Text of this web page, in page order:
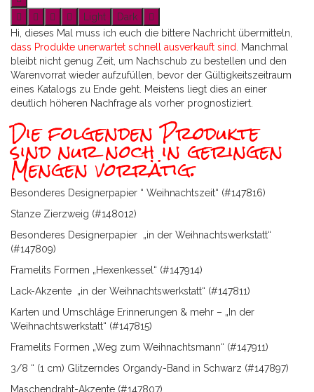
Light
Dark
Hi, dieses Mal muss ich euch die bittere Nachricht übermitteln,
dass Produkte unerwartet schnell ausverkauft sind. Manchmal
bleibt nicht genug Zeit, um Nachschub zu bestellen und den
Warenvorrat wieder aufzufüllen, bevor der Gültigkeitszeitraum
eines Katalogs zu Ende geht. Meistens liegt dies an einer
deutlich höheren Nachfrage als vorher prognostiziert.
Die folgenden Produkte
sind nur noch in geringen
Mengen vorrätig.
Besonderes Designerpapier “ Weihnachtszeit“ (#147816)
Stanze Zierzweig (#148012)
Besonderes Designerpapier „in der Weihnachtswerkstatt“
(#147809)
Framelits Formen „Hexenkessel“ (#147914)
Lack-Akzente „in der Weihnachtswerkstatt“ (#147811)
Karten und Umschläge Erinnerungen & mehr – „In der
Weihnachtswerkstatt“ (#147815)
Framelits Formen „Weg zum Weihnachtsmann“ (#147911)
3/8 “ (1 cm) Glitzerndes Organdy-Band in Schwarz (#147897)
Maschendraht-Akzente (#147807)